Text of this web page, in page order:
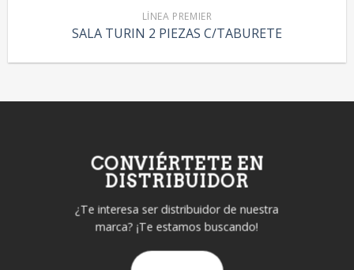
LÍNEA PREMIER
SALA TURIN 2 PIEZAS C/TABURETE
CONVIÉRTETE EN
DISTRIBUIDOR
¿Te interesa ser distribuidor de nuestra
marca? ¡Te estamos buscando!